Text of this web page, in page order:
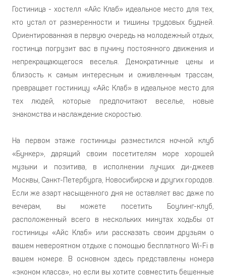
Гостиница - хостелл «Айс Клаб» идеальное место для тех,
кто устал от размеренности и тишины трудовых будней.
Ориентированная в первую очередь на молодежный отдых,
гостинца погрузит вас в пучину постоянного движения и
непрекращающегося веселья. Демократичные цены и
близость к самым интересным и оживленным трассам,
превращает гостиницу «Айс Клаб» в идеальное место для
тех людей, которые предпочитают веселье, новые
знакомства и наслаждение скоростью.
На первом этаже гостиницы разместился ночной клуб
«Бункер», дарящий своим посетителям море хорошей
музыки и позитива, в исполнении лучших ди-джеев
Москвы, Санкт-Петербурга, Новосибирска и других городов.
Если же азарт насыщенного дня не оставляет вас даже по
вечерам, вы можете посетить Боулинг-клуб,
расположенный всего в нескольких минутах ходьбы от
гостиницы «Айс Клаб» или рассказать своим друзьям о
вашем невероятном отдыхе с помощью бесплатного Wi-Fi в
вашем номере. В основном здесь представлены номера
«эконом класса», но если вы хотите совместить бешенные